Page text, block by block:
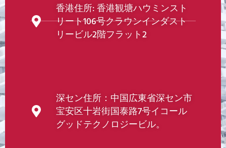
香港住所: 香港観塘ハウミンスト
リート106号クラウンインダスト
リービル2階フラット2
深セン住所：中国広東省深セン市
宝安区十岩街国泰路7号イコール
グッドテクノロジービル。